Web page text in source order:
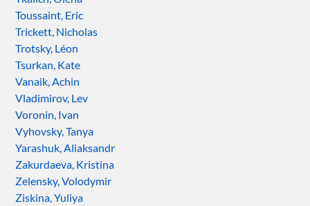
Toussaint, Eric
Trickett, Nicholas
Trotsky, Léon
Tsurkan, Kate
Vanaik, Achin
Vladimirov, Lev
Voronin, Ivan
Vyhovsky, Tanya
Yarashuk, Aliaksandr
Zakurdaeva, Kristina
Zelensky, Volodymir
Ziskina, Yuliya